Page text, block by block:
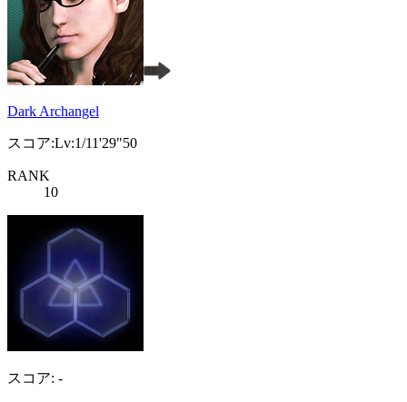
Dark Archangel
スコア:Lv:1/11'29"50
RANK
10
スコア: -